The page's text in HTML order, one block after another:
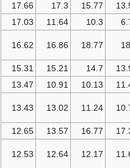
15.77
17.3
17.66
10.3
11.64
17.03
18.77
16.86
16.62
14.7
15.21
15.31
10.13
10.91
13.47
11.24
13.02
13.43
16.77
13.57
12.65
12.17
12.64
12.53